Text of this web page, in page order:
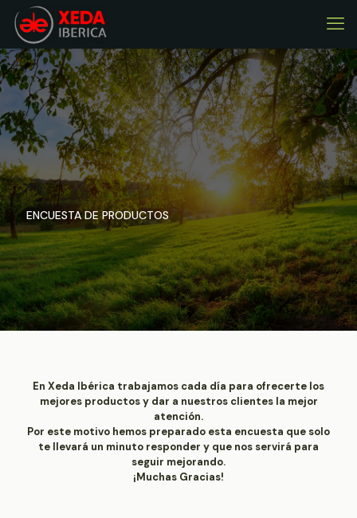
ENCUESTA DE PRODUCTOS
En Xeda Ibérica trabajamos cada día para ofrecerte los
mejores productos y dar a nuestros clientes la mejor
atención.
Por este motivo hemos preparado esta encuesta que solo
te llevará un minuto responder y que nos servirá para
seguir mejorando.
¡Muchas Gracias!